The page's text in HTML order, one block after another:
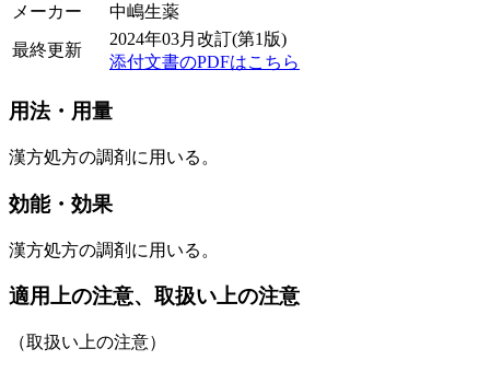
メーカー
中嶋生薬
最終更新
2024年03月改訂(第1版)
添付文書のPDFはこちら
用法・用量
漢方処方の調剤に用いる。
効能・効果
漢方処方の調剤に用いる。
適用上の注意、取扱い上の注意
（取扱い上の注意）